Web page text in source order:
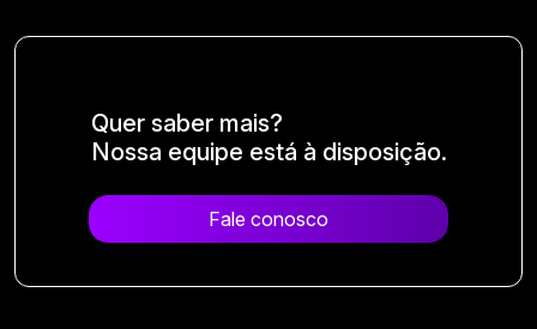
Quer saber mais?
Nossa equipe está à disposição.
Fale conosco